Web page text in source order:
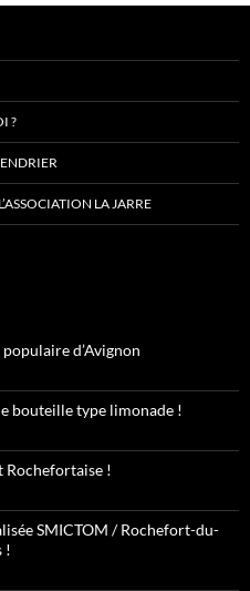
?
LA JARRE
d’Avignon
bouteille type limonade !
Rochefortaise !
SMICTOM / Rochefort-du-
!